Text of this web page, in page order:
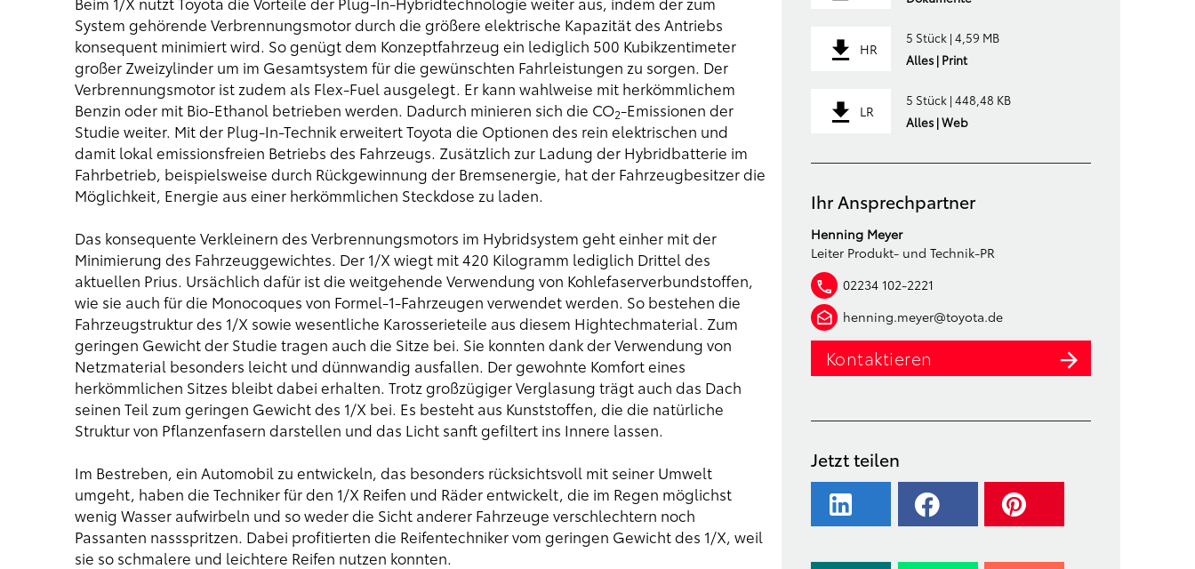
System gehörende Verbrennungsmotor durch die größere elektrische Kapazität des Antriebs
konsequent minimiert wird. So genügt dem Konzeptfahrzeug ein lediglich 500 Kubikzentimeter
großer Zweizylinder um im Gesamtsystem für die gewünschten Fahrleistungen zu sorgen. Der
Verbrennungsmotor ist zudem als Flex-Fuel ausgelegt. Er kann wahlweise mit herkömmlichem
Benzin oder mit Bio-Ethanol betrieben werden. Dadurch minieren sich die CO2-Emissionen der
Studie weiter. Mit der Plug-In-Technik erweitert Toyota die Optionen des rein elektrischen und
damit lokal emissionsfreien Betriebs des Fahrzeugs. Zusätzlich zur Ladung der Hybridbatterie im
Fahrbetrieb, beispielsweise durch Rückgewinnung der Bremsenergie, hat der Fahrzeugbesitzer die
Möglichkeit, Energie aus einer herkömmlichen Steckdose zu laden.
Das konsequente Verkleinern des Verbrennungsmotors im Hybridsystem geht einher mit der
Minimierung des Fahrzeuggewichtes. Der 1/X wiegt mit 420 Kilogramm lediglich Drittel des
aktuellen Prius. Ursächlich dafür ist die weitgehende Verwendung von Kohlefaserverbundstoffen,
wie sie auch für die Monocoques von Formel-1-Fahrzeugen verwendet werden. So bestehen die
Fahrzeugstruktur des 1/X sowie wesentliche Karosserieteile aus diesem Hightechmaterial. Zum
geringen Gewicht der Studie tragen auch die Sitze bei. Sie konnten dank der Verwendung von
Netzmaterial besonders leicht und dünnwandig ausfallen. Der gewohnte Komfort eines
herkömmlichen Sitzes bleibt dabei erhalten. Trotz großzügiger Verglasung trägt auch das Dach
seinen Teil zum geringen Gewicht des 1/X bei. Es besteht aus Kunststoffen, die die natürliche
Struktur von Pflanzenfasern darstellen und das Licht sanft gefiltert ins Innere lassen.
Im Bestreben, ein Automobil zu entwickeln, das besonders rücksichtsvoll mit seiner Umwelt
umgeht, haben die Techniker für den 1/X Reifen und Räder entwickelt, die im Regen möglichst
wenig Wasser aufwirbeln und so weder die Sicht anderer Fahrzeuge verschlechtern noch
Passanten nassspritzen. Dabei profitierten die Reifentechniker vom geringen Gewicht des 1/X, weil
sie so schmalere und leichtere Reifen nutzen konnten.
HR
5 Stück | 4,59 MB
Alles | Print
LR
5 Stück | 448,48 KB
Alles | Web
Ihr Ansprechpartner
Henning Meyer
Leiter Produkt- und Technik-PR
02234 102-2221
henning.meyer@toyota.de
Kontaktieren
Jetzt teilen